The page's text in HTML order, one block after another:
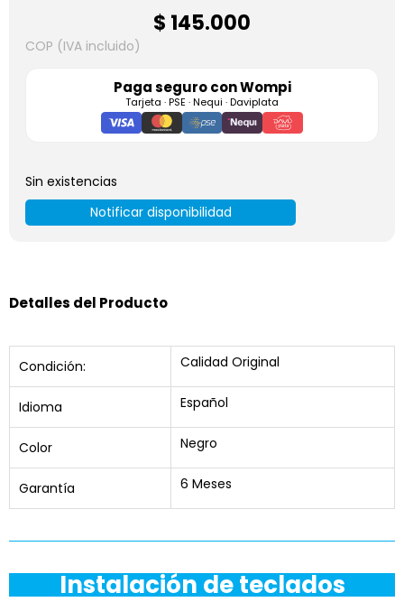
$ 145.000
COP (IVA incluido)
Paga seguro conWompi
Tarjeta · PSE · Nequi · Daviplata
Sin existencias
Notificar disponibilidad
Detalles del Producto
Condición: Calidad Original
Idioma Español
Color Negro
Garantía 6 Meses
Instalación de teclados